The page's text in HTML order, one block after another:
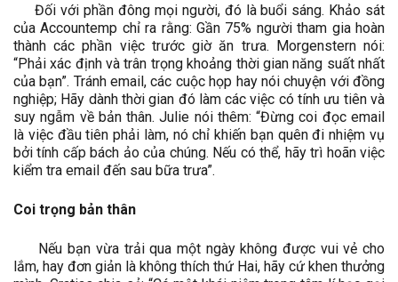
Đối với phần đông mọi người, đó là buổi sáng. Khảo sát
của Accountemp chỉ ra rằng: Gần 75% người tham gia hoàn
thành các phần việc trước giờ ăn trưa. Morgenstern nói:
“Phải xác định và trân trọng khoảng thời gian năng suất nhất
của bạn”. Tránh email, các cuộc họp hay nói chuyện với đồng
nghiệp; Hãy dành thời gian đó làm các việc có tính ưu tiên và
suy ngẫm về bản thân. Julie nói thêm: “Đừng coi đọc email
là việc đầu tiên phải làm, nó chỉ khiến bạn quên đi nhiệm vụ
bởi tính cấp bách ảo của chúng. Nếu có thể, hãy trì hoãn việc
kiểm tra email đến sau bữa trưa”.
Coi trọng bản thân
Nếu bạn vừa trải qua một ngày không được vui vẻ cho
lắm, hay đơn giản là không thích thứ Hai, hãy cứ khen thưởng